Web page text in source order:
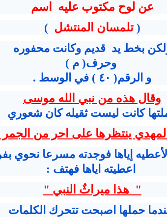
عن لوح مكتوب عليه اسم
(تلمسان المنتشل )
بخط يد قديم وكانت محفوره
وحرف( م )
و الرقم( ٤٠ ) في الوسط .
وقال هذه من نبي الله موسى
كانت ليست ثقيله كان شعوري
ينتظرها على احر من الجمر
إياها فوجدته مسرعا نحوي
اعطيته اياها فهتف :
" هذا ميراثٌ النبي "
حملها اصبحت تتحرك الكلمات